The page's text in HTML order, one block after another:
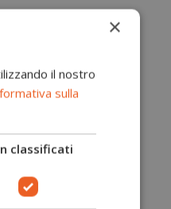
×
il nostro
sulla
classificati